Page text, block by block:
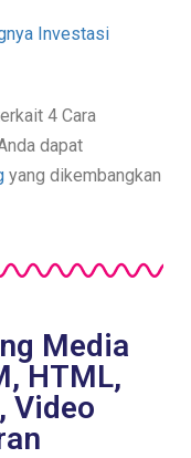
Investasi
4 Cara
dapat
yang dikembangkan
Media
HTML,
Video